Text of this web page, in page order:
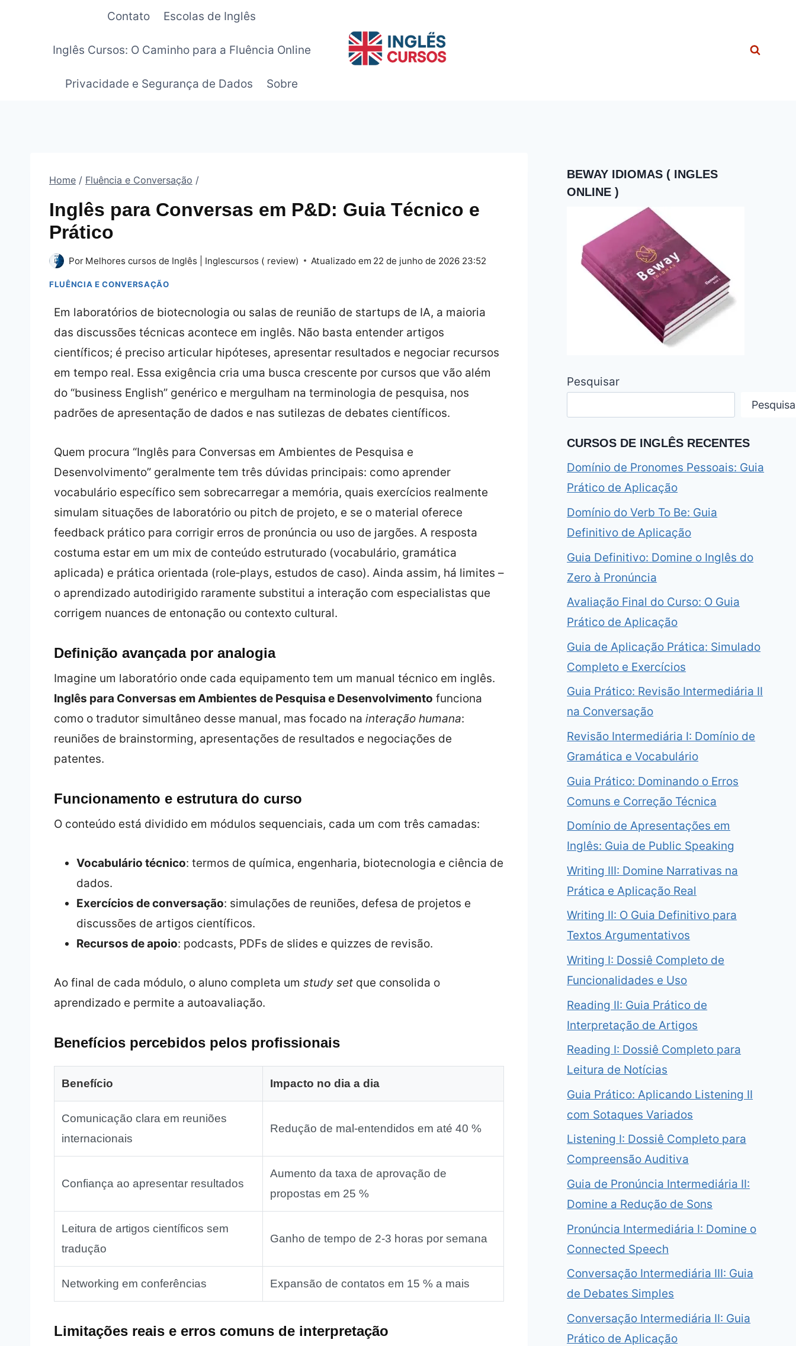
Contato Escolas de Inglês
Inglês Cursos: O Caminho para a Fluência Online
Privacidade e Segurança de Dados Sobre
Home / Fluência e Conversação /
Inglês para Conversas em P&D: Guia Técnico e
Prático
Por Melhores cursos de Inglês | Inglescursos ( review) Atualizado em 22 de junho de 2026 23:52
FLUÊNCIA E CONVERSAÇÃO
Em laboratórios de biotecnologia ou salas de reunião de startups de IA, a maioria
das discussões técnicas acontece em inglês. Não basta entender artigos
científicos; é preciso articular hipóteses, apresentar resultados e negociar recursos
em tempo real. Essa exigência cria uma busca crescente por cursos que vão além
do “business English” genérico e mergulham na terminologia de pesquisa, nos
padrões de apresentação de dados e nas sutilezas de debates científicos.
Quem procura “Inglês para Conversas em Ambientes de Pesquisa e
Desenvolvimento” geralmente tem três dúvidas principais: como aprender
vocabulário específico sem sobrecarregar a memória, quais exercícios realmente
simulam situações de laboratório ou pitch de projeto, e se o material oferece
feedback prático para corrigir erros de pronúncia ou uso de jargões. A resposta
costuma estar em um mix de conteúdo estruturado (vocabulário, gramática
aplicada) e prática orientada (role‑plays, estudos de caso). Ainda assim, há limites –
o aprendizado autodirigido raramente substitui a interação com especialistas que
corrigem nuances de entonação ou contexto cultural.
Definição avançada por analogia
Imagine um laboratório onde cada equipamento tem um manual técnico em inglês.
Inglês para Conversas em Ambientes de Pesquisa e Desenvolvimento funciona
como o tradutor simultâneo desse manual, mas focado na interação humana:
reuniões de brainstorming, apresentações de resultados e negociações de
patentes.
Funcionamento e estrutura do curso
O conteúdo está dividido em módulos sequenciais, cada um com três camadas:
Vocabulário técnico: termos de química, engenharia, biotecnologia e ciência de
dados.
Exercícios de conversação: simulações de reuniões, defesa de projetos e
discussões de artigos científicos.
Recursos de apoio: podcasts, PDFs de slides e quizzes de revisão.
Ao final de cada módulo, o aluno completa um study setque consolida o
aprendizado e permite a autoavaliação.
Benefícios percebidos pelos profissionais
Benefício Impacto no dia a dia
Comunicação clara em reuniões
internacionais
Redução de mal‑entendidos em até 40 %
Confiança ao apresentar resultados
Aumento da taxa de aprovação de
propostas em 25 %
Leitura de artigos científicos sem
tradução
Ganho de tempo de 2‑3 horas por semana
Networking em conferências Expansão de contatos em 15 % a mais
Limitações reais e erros comuns de interpretação
BEWAY IDIOMAS ( INGLES
ONLINE )
Pesquisar
CURSOS DE INGLÊS RECENTES
Domínio de Pronomes Pessoais: Guia
Prático de Aplicação
Domínio do Verb To Be: Guia
Definitivo de Aplicação
Guia Definitivo: Domine o Inglês do
Zero à Pronúncia
Avaliação Final do Curso: O Guia
Prático de Aplicação
Guia de Aplicação Prática: Simulado
Completo e Exercícios
Guia Prático: Revisão Intermediária II
na Conversação
Revisão Intermediária I: Domínio de
Gramática e Vocabulário
Guia Prático: Dominando o Erros
Comuns e Correção Técnica
Domínio de Apresentações em
Inglês: Guia de Public Speaking
Writing III: Domine Narrativas na
Prática e Aplicação Real
Writing II: O Guia Definitivo para
Textos Argumentativos
Writing I: Dossiê Completo de
Funcionalidades e Uso
Reading II: Guia Prático de
Interpretação de Artigos
Reading I: Dossiê Completo para
Leitura de Notícias
Guia Prático: Aplicando Listening II
com Sotaques Variados
Listening I: Dossiê Completo para
Compreensão Auditiva
Guia de Pronúncia Intermediária II:
Domine a Redução de Sons
Pronúncia Intermediária I: Domine o
Connected Speech
Conversação Intermediária III: Guia
de Debates Simples
Conversação Intermediária II: Guia
Prático de Aplicação